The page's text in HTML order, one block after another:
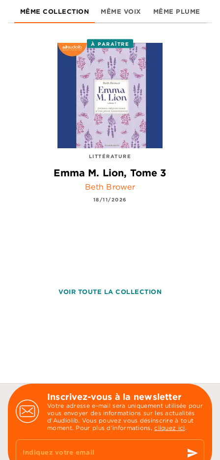
MÊME COLLECTION MÊME VOIX MÊME PLUME
À PARAÎTRE
LITTÉRATURE
Emma M. Lion, Tome 3
Beth Brower
18/11/2026
VOIR TOUTE LA COLLECTION
Inscrivez-vous à la newsletter
Votre adresse e-mail sera uniquement utilisée pour
vous envoyer des informations sur les actualités
d'Audiolib. Vous pouvez vous désinscrire à tout
moment. Pour plus d’informations,cliquez ici .
Indiquez votre email send